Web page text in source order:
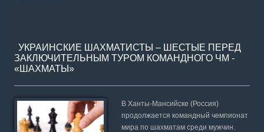
УКРАИНСКИЕ ШАХМАТИСТЫ – ШЕСТЫЕ ПЕРЕД
ЗАКЛЮЧИТЕЛЬНЫМ ТУРОМ КОМАНДНОГО ЧМ -
«ШАХМАТЫ»
В Ханты-Мансийске (Россия)
продолжается командный чемпионат
мира по шахматам среди мужчин.